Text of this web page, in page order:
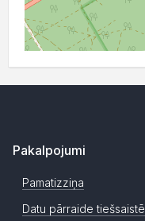
Pakalpojumi
Pamatizziņa
Datu pārraide tiešsaistē